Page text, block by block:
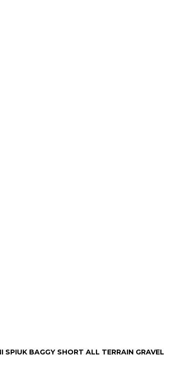
SPIUK BAGGY SHORT ALL TERRAIN GRAVEL